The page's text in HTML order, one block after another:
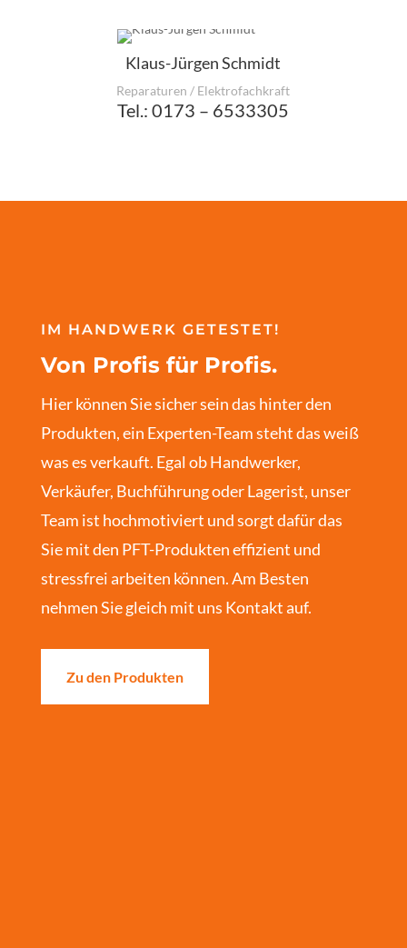
Klaus-Jürgen Schmidt
Reparaturen / Elektrofachkraft
Tel.: 0173 – 6533305
IM HANDWERK GETESTET!
Von Profis für Profis.
Hier können Sie sicher sein das hinter den
Produkten, ein Experten-Team steht das weiß
was es verkauft. Egal ob Handwerker,
Verkäufer, Buchführung oder Lagerist, unser
Team ist hochmotiviert und sorgt dafür das
Sie mit den PFT-Produkten effizient und
stressfrei arbeiten können. Am Besten
nehmen Sie gleich mit uns Kontakt auf.
Zu den Produkten